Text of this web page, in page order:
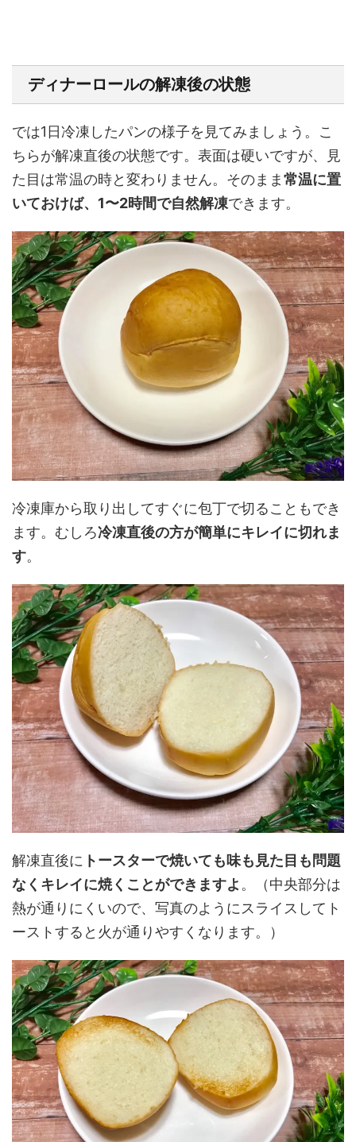
ディナーロールの解凍後の状態
では1日冷凍したパンの様子を見てみましょう。こ
ちらが解凍直後の状態です。表面は硬いですが、見
た目は常温の時と変わりません。そのまま常温に置
いておけば、1〜2時間で自然解凍できます。
冷凍庫から取り出してすぐに包丁で切ることもでき
ます。むしろ冷凍直後の方が簡単にキレイに切れま
す。
解凍直後に トースターで焼いても味も見た目も問題
なくキレイに焼くことができますよ 。（中央部分は
熱が通りにくいので、写真のようにスライスしてト
ーストすると火が通りやすくなります。）